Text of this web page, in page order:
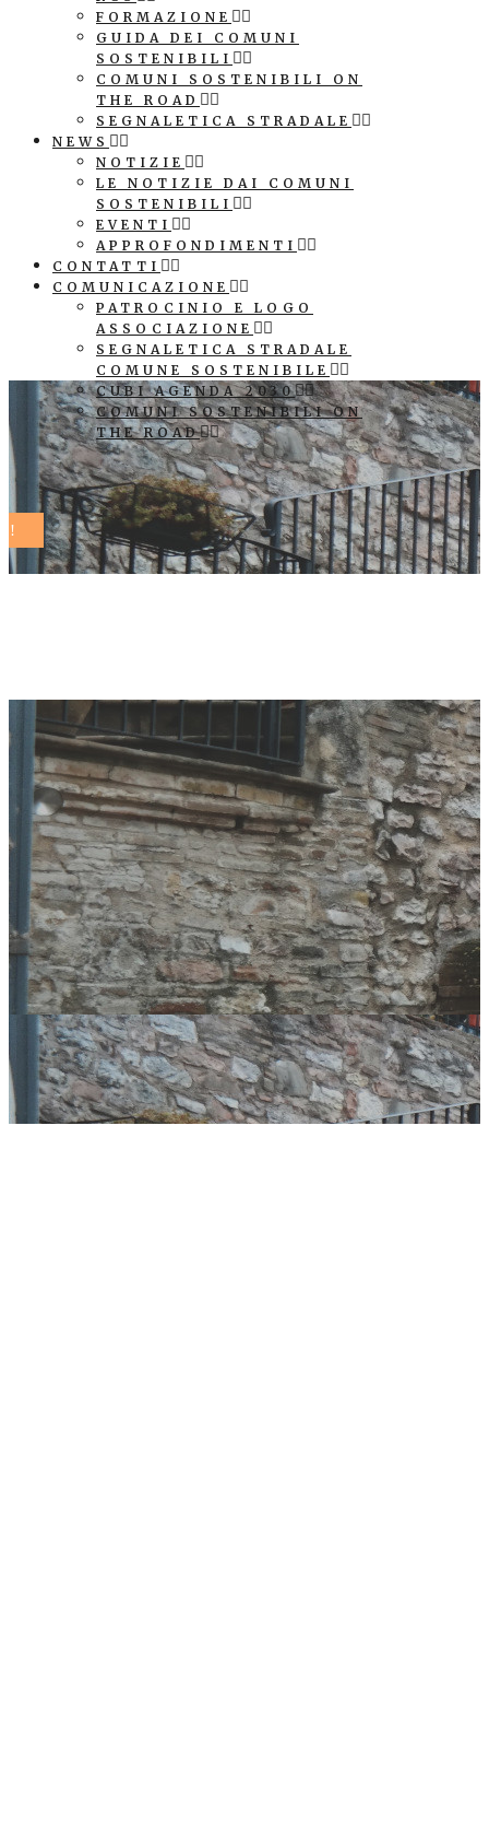
FORMAZIONE
GUIDA DEI COMUNI
SOSTENIBILI
COMUNI SOSTENIBILI ON
THE ROAD
SEGNALETICA STRADALE
NEWS
NOTIZIE
LE NOTIZIE DAI COMUNI
SOSTENIBILI
EVENTI
APPROFONDIMENTI
CONTATTI
COMUNICAZIONE
PATROCINIO E LOGO
ASSOCIAZIONE
SEGNALETICA STRADALE
COMUNE SOSTENIBILE
CUBI AGENDA 2030
COMUNI SOSTENIBILI ON
THE ROAD